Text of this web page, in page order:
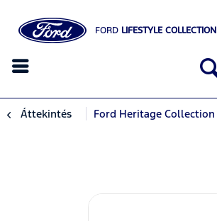
FORD LIFESTYLE COLLECTION
Áttekintés Ford Heritage Collection